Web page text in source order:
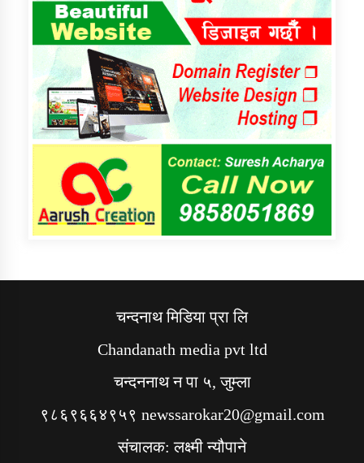
चन्दनाथ मिडिया प्रा लि
Chandanath media pvt ltd
चन्दननाथ न पा ५, जुम्ला
९८६९६६४९५९ newssarokar20@gmail.com
संचालक: लक्ष्मी न्यौपाने